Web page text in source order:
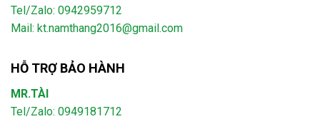
Tel/Zalo: 0942959712
Mail: kt.namthang2016@gmail.com
HỖ TRỢ BẢO HÀNH
MR.TÀI
Tel/Zalo: 0949181712